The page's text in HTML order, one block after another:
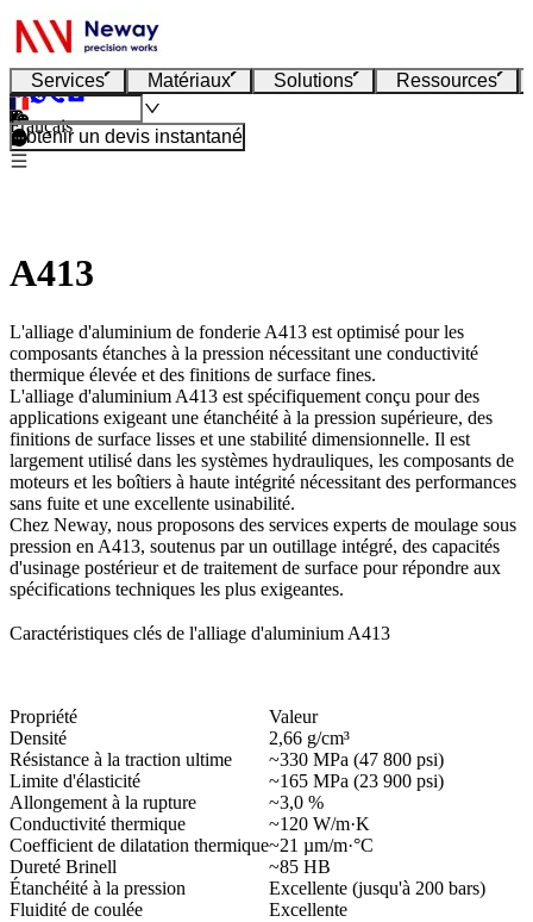
Services Matériaux Solutions Ressources
Français
Obtenir un devis instantané
A413
L'alliage d'aluminium de fonderie A413 est optimisé pour les
composants étanches à la pression nécessitant une conductivité
thermique élevée et des finitions de surface fines.
L'alliage d'aluminium A413 est spécifiquement conçu pour des
applications exigeant une étanchéité à la pression supérieure, des
finitions de surface lisses et une stabilité dimensionnelle. Il est
largement utilisé dans les systèmes hydrauliques, les composants de
moteurs et les boîtiers à haute intégrité nécessitant des performances
sans fuite et une excellente usinabilité.
Chez Neway, nous proposons des services experts de moulage sous
pression en A413, soutenus par un outillage intégré, des capacités
d'usinage postérieuret de traitement de surface pour répondre aux
spécifications techniques les plus exigeantes.
Caractéristiques clés de l'alliage d'aluminium A413
Propriété
Valeur
Densité
2,66 g/cm³
Résistance à la traction ultime
~330 MPa (47 800 psi)
Limite d'élasticité
~165 MPa (23 900 psi)
Allongement à la rupture
~3,0 %
Conductivité thermique
~120 W/m·K
Coefficient de dilatation thermique~21 µm/m·°C
Dureté Brinell
~85 HB
Étanchéité à la pression
Excellente (jusqu'à 200 bars)
Fluidité de coulée
Excellente